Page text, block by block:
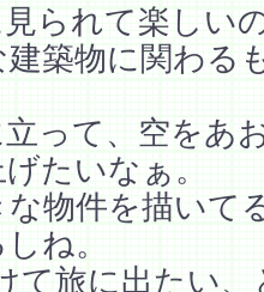
られて楽しい
築物に関わる
って、空をあ
たいなぁ。
物件を描いて
ね。
て旅に出たい